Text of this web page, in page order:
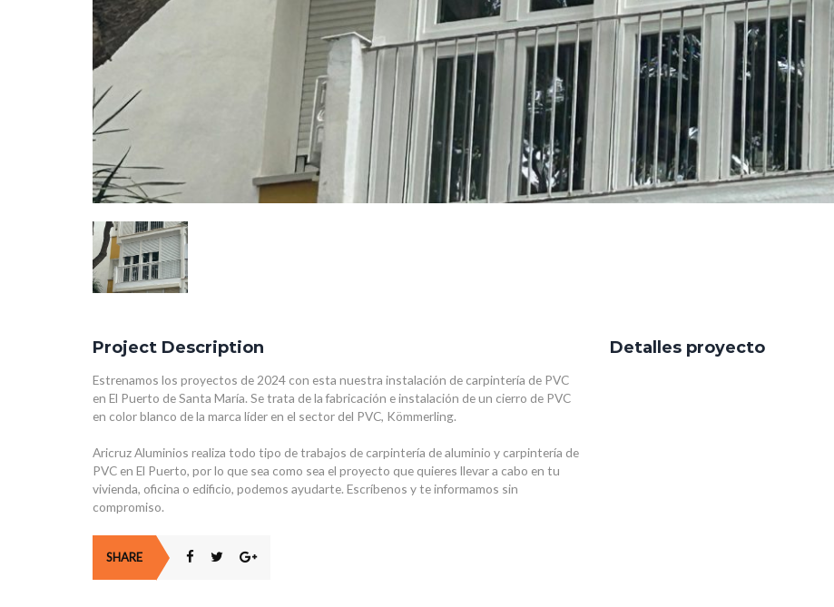
Project Description
Estrenamos los proyectos de 2024 con esta nuestra instalación de carpintería de PVC
en El Puerto de Santa María. Se trata de la fabricación e instalación de un cierro de PVC
en color blanco de la marca líder en el sector del PVC, Kömmerling.
Aricruz Aluminios realiza todo tipo de trabajos de carpintería de aluminio y carpintería de
PVC en El Puerto, por lo que sea como sea el proyecto que quieres llevar a cabo en tu
vivienda, oficina o edificio, podemos ayudarte. Escríbenos y te informamos sin
compromiso.
Detalles proyecto
SHARE